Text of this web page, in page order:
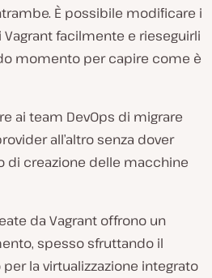
È possibile modificare i
facilmente e rieseguirli
momento per capire come è
ai team DevOps di migrare
all’altro senza dover
di creazione delle macchine
da Vagrant offrono un
spesso sfruttando il
la virtualizzazione integrato